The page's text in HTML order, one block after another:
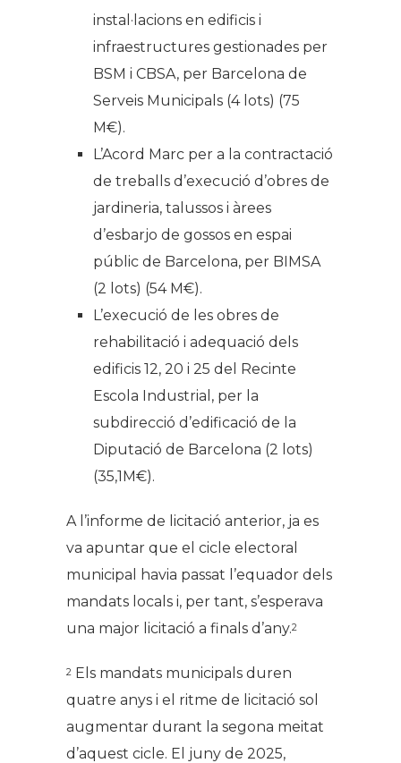
instal·lacions en edificis i
infraestructures gestionades per
BSM i CBSA, per Barcelona de
Serveis Municipals (4 lots) (75
M€).
L’Acord Marc per a la contractació
de treballs d’execució d’obres de
jardineria, talussos i àrees
d’esbarjo de gossos en espai
públic de Barcelona, per BIMSA
(2 lots) (54 M€).
L’execució de les obres de
rehabilitació i adequació dels
edificis 12, 20 i 25 del Recinte
Escola Industrial, per la
subdirecció d’edificació de la
Diputació de Barcelona (2 lots)
(35,1M€).
A l’informe de licitació anterior, ja es
va apuntar que el cicle electoral
municipal havia passat l’equador dels
mandats locals i, per tant, s’esperava
una major licitació a finals d’any.2
2 Els mandats municipals duren
quatre anys i el ritme de licitació sol
augmentar durant la segona meitat
d’aquest cicle. El juny de 2025,